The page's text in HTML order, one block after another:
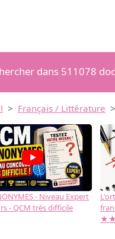
dans 511078
Français / Littérature
- Niveau Expert
- QCM très difficile